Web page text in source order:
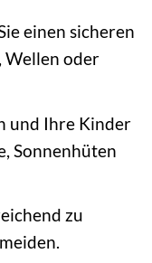
einen sicheren
Wellen oder
und Ihre Kinder
Sonnenhüten
zu